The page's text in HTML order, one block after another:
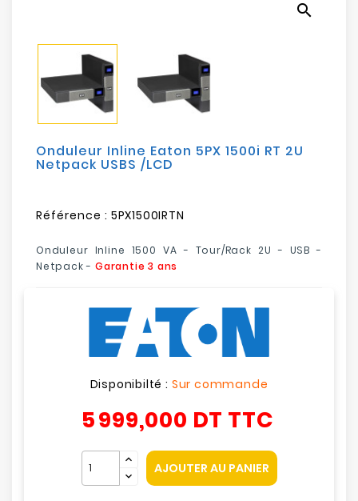
search
Onduleur Inline Eaton 5PX 1500i RT 2U
Netpack USBS /LCD
Référence : 5PX1500IRTN
Onduleur Inline 1500 VA - Tour/Rack 2U - USB -
Netpack - Garantie 3 ans
Disponibilté : Sur commande
5 999,000 DT TTC
AJOUTER AU PANIER